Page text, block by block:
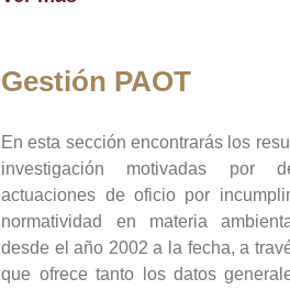
Gestión PAOT
En esta sección encontrarás los
investigación motivadas por
actuaciones de oficio por
normatividad en materia
desde el año 2002 a la fecha, a
que ofrece tanto los datos